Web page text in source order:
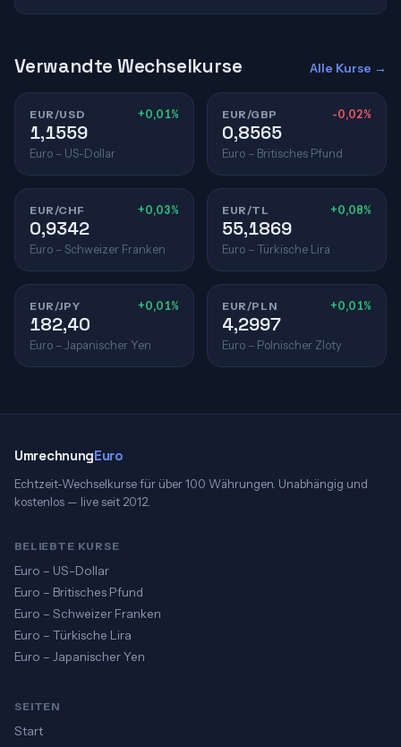
Verwandte Wechselkurse Alle Kurse →
EUR/USD +0,01%
1,1559
Euro – US-Dollar
EUR/GBP -0,02%
0,8565
Euro – Britisches Pfund
EUR/CHF +0,03%
0,9342
Euro – Schweizer Franken
EUR/TL +0,08%
55,1869
Euro – Türkische Lira
EUR/JPY +0,01%
182,40
Euro – Japanischer Yen
EUR/PLN +0,01%
4,2997
Euro – Polnischer Zloty
UmrechnungEuro
Echtzeit-Wechselkurse für über 100 Währungen. Unabhängig und
kostenlos — live seit 2012.
BELIEBTE KURSE
Euro – US-Dollar
Euro – Britisches Pfund
Euro – Schweizer Franken
Euro – Türkische Lira
Euro – Japanischer Yen
SEITEN
Start